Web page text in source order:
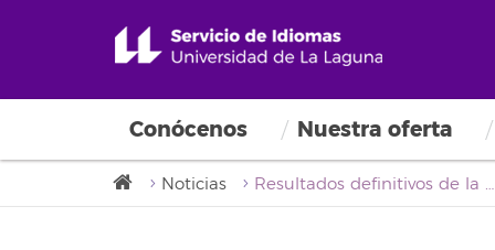
Conócenos Nuestra oferta
Noticias Resultados definitivos de la parte A y convocatoria para parte B del examen para la obtención de acreditaciones de inglés ACLES (Convocatoria del 02/09/2016)